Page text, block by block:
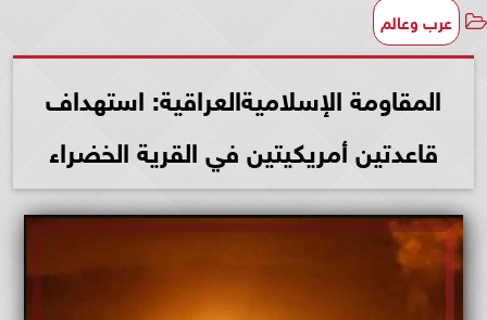
عرب وعالم
المقاومة الإسلاميةالعراقية: استهداف
قاعدتين أمريكيتين في القرية الخضراء